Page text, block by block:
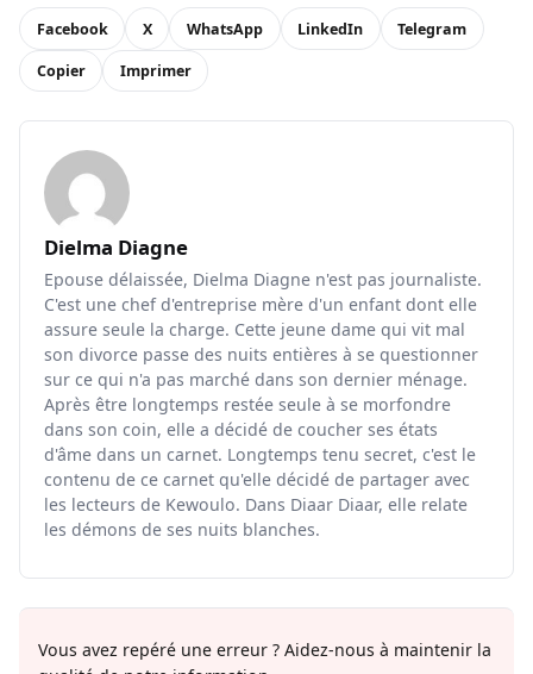
Facebook X WhatsApp LinkedIn Telegram
Copier Imprimer
Dielma Diagne
Epouse délaissée, Dielma Diagne n'est pas journaliste.
C'est une chef d'entreprise mère d'un enfant dont elle
assure seule la charge. Cette jeune dame qui vit mal
son divorce passe des nuits entières à se questionner
sur ce qui n'a pas marché dans son dernier ménage.
Après être longtemps restée seule à se morfondre
dans son coin, elle a décidé de coucher ses états
d'âme dans un carnet. Longtemps tenu secret, c'est le
contenu de ce carnet qu'elle décidé de partager avec
les lecteurs de Kewoulo. Dans Diaar Diaar, elle relate
les démons de ses nuits blanches.
Vous avez repéré une erreur ? Aidez-nous à maintenir la